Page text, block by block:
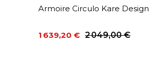
Armoire Circulo Kare Design
Prix
1 639,20 €
Prix de base2 049,00 €